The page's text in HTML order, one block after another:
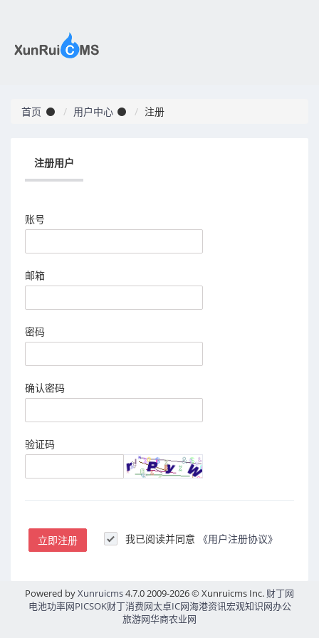
首页 用户中心 注册
注册用户
账号
邮箱
密码
确认密码
验证码
立即注册 我已阅读并同意 《用户注册协议》
Powered byXunruicms4.7.0 2009-2026 © Xunruicms Inc. 财丁网
电池功率网PICSOK财丁消费网太卓IC网海港资讯宏观知识网办公
旅游网华商农业网